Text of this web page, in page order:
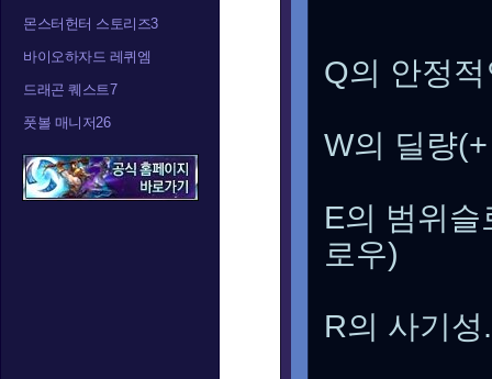
몬스터헌터 스토리즈3
바이오하자드 레퀴엠
드래곤 퀘스트7
풋볼 매니저26
Q의 안정
W의 딜량
E의 범위
로우)
R의 사기